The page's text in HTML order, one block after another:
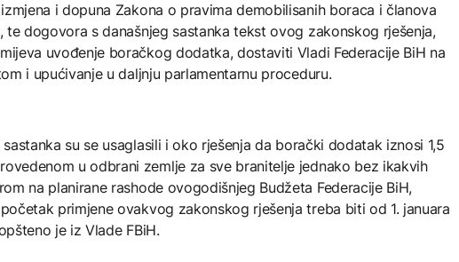
i dopuna Zakona o pravima demobilisanih boraca i članova
te dogovora s današnjeg sastanka tekst ovog zakonskog rješenja,
uvođenje boračkog dodatka, dostaviti Vladi Federacije BiH na
i upućivanje u daljnju parlamentarnu proceduru.
su se usaglasili i oko rješenja da borački dodatak iznosi 1,5
u odbrani zemlje za sve branitelje jednako bez ikakvih
na planirane rashode ovogodišnjeg Budžeta Federacije BiH,
primjene ovakvog zakonskog rješenja treba biti od 1. januara
je iz Vlade FBiH.